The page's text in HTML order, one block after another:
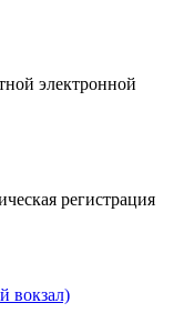
электронной
регистрация
вокзал)